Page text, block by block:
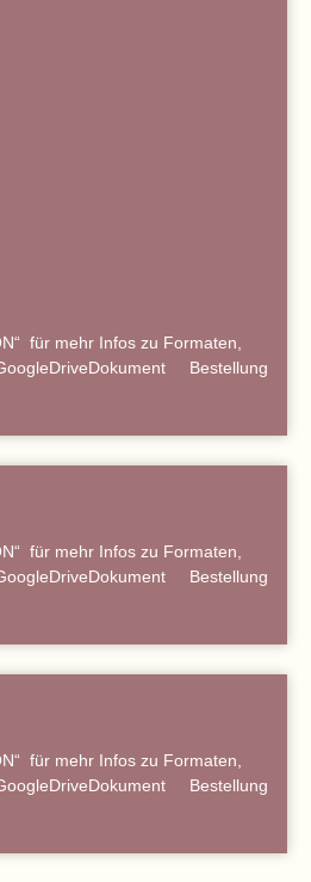
für mehr Infos zu Formaten,
Bestellung
für mehr Infos zu Formaten,
Bestellung
für mehr Infos zu Formaten,
Bestellung